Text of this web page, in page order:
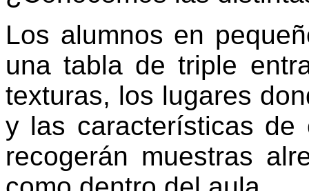
Los alumnos en
una tabla de triple
texturas, los lugares
y las características
recogerán muestras